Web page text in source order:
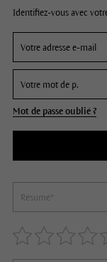
Identifiez-vous avec
Mot de passe oublié ?